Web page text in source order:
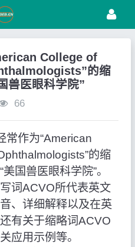
College of
的缩
兽医眼科学院”
66
常作为“American
的缩
国兽医眼科学院”。
词ACVO所代表英文
、详细解释以及在英
有关于缩略词ACVO
应用示例等。